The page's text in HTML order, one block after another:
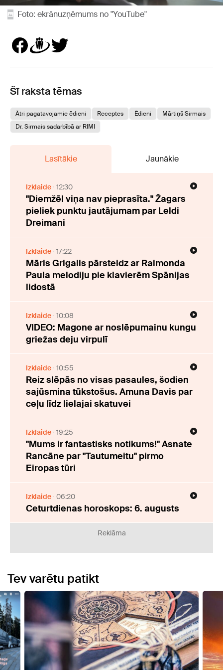
Foto: ekrānuzņēmums no "YouTube"
Šī raksta tēmas
Ātri pagatavojamie ēdieni Receptes Ēdieni
Mārtiņš Sirmais
Dr. Sirmais sadarbībā ar RIMI
Lasītākie Jaunākie
Izklaide 12:30
"Diemžēl viņa nav pieprasīta." Žagars
pieliek punktu jautājumam par Leldi
Dreimani
Izklaide 17:22
Māris Grigalis pārsteidz ar Raimonda
Paula melodiju pie klavierēm Spānijas
lidostā
Izklaide 10:08
VIDEO: Magone ar noslēpumainu kungu
griežas deju virpulī
Izklaide 10:55
Reiz slēpās no visas pasaules, šodien
sajūsmina tūkstošus. Amuna Davis par
ceļu līdz lielajai skatuvei
Izklaide 19:25
"Mums ir fantastisks notikums!" Asnate
Rancāne par "Tautumeitu" pirmo
Eiropas tūri
Izklaide 06:20
Ceturtdienas horoskops: 6. augusts
Reklāma
Tev varētu patikt